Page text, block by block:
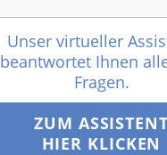
Unser virtueller
beantwortet Ihnen
Fragen.
ZUM ASSISTENT
HIER KLICKEN